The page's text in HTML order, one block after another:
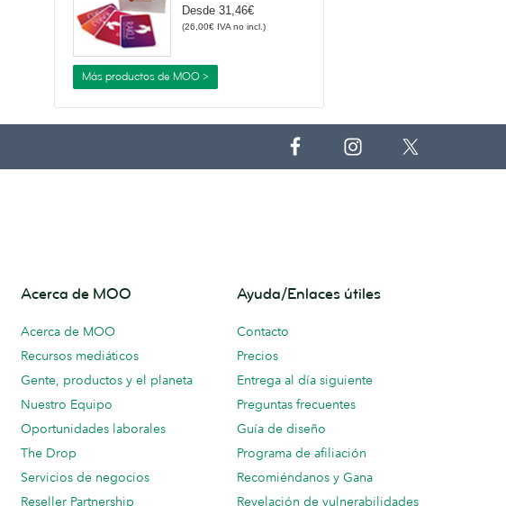
Desde 31,46€
(26,00€ IVA no incl. )
Más productos de MOO >
Acerca de MOO
Acerca de MOO
Recursos mediáticos
Gente, productos y el planeta
Nuestro Equipo
Oportunidades laborales
The Drop
Servicios de negocios
Reseller Partnership
Ayuda/Enlaces útiles
Contacto
Precios
Entrega al día siguiente
Preguntas frecuentes
Guía de diseño
Programa de afiliación
Recomiéndanos y Gana
Revelación de vulnerabilidades